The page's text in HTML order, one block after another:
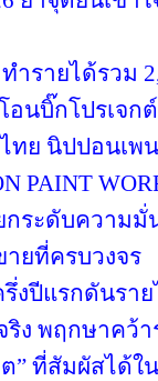
ำรายได้รวม
อนบิ๊กโปรเจ
ทย นิปปอนเพ
PAINT
ระดับความ
ยที่ครบวงจร
งปีแรกดันรา
พฤกษาคว้าร
ต” ที่สัมผัสได้ใ